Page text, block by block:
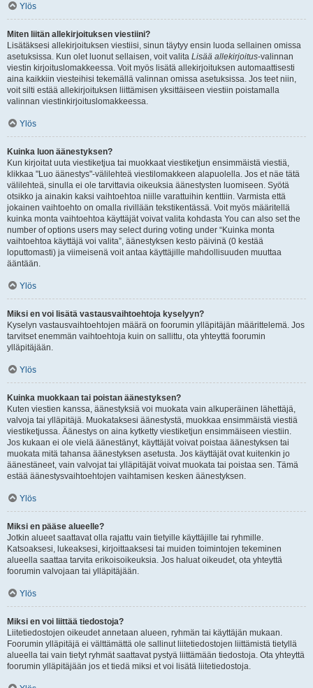
Ylös
Miten liitän allekirjoituksen viestiini?
Lisätäksesi allekirjoituksen viestiisi, sinun täytyy ensin luoda sellainen omissa
asetuksissa. Kun olet luonut sellaisen, voit valita Lisää allekirjoitus-valinnan
viestin kirjoituslomakkeessa. Voit myös lisätä allekirjoituksen automaattisesti
aina kaikkiin viesteihisi tekemällä valinnan omissa asetuksissa. Jos teet niin,
voit silti estää allekirjoituksen liittämisen yksittäiseen viestiin poistamalla
valinnan viestinkirjoituslomakkeessa.
Ylös
Kuinka luon äänestyksen?
Kun kirjoitat uuta viestiketjua tai muokkaat viestiketjun ensimmäistä viestiä,
klikkaa "Luo äänestys"-välilehteä viestilomakkeen alapuolella. Jos et näe tätä
välilehteä, sinulla ei ole tarvittavia oikeuksia äänestysten luomiseen. Syötä
otsikko ja ainakin kaksi vaihtoehtoa niille varattuihin kenttiin. Varmista että
jokainen vaihtoehto on omalla rivillään tekstikentässä. Voit myös määritellä
kuinka monta vaihtoehtoa käyttäjät voivat valita kohdasta You can also set the
number of options users may select during voting under “Kuinka monta
vaihtoehtoa käyttäjä voi valita”, äänestyksen kesto päivinä (0 kestää
loputtomasti) ja viimeisenä voit antaa käyttäjille mahdollisuuden muuttaa
ääntään.
Ylös
Miksi en voi lisätä vastausvaihtoehtoja kyselyyn?
Kyselyn vastausvaihtoehtojen määrä on foorumin ylläpitäjän määrittelemä. Jos
tarvitset enemmän vaihtoehtoja kuin on sallittu, ota yhteyttä foorumin
ylläpitäjään.
Ylös
Kuinka muokkaan tai poistan äänestyksen?
Kuten viestien kanssa, äänestyksiä voi muokata vain alkuperäinen lähettäjä,
valvoja tai ylläpitäjä. Muokataksesi äänestystä, muokkaa ensimmäistä viestiä
viestiketjussa. Äänestys on aina kytketty viestiketjun ensimmäiseen viestiin.
Jos kukaan ei ole vielä äänestänyt, käyttäjät voivat poistaa äänestyksen tai
muokata mitä tahansa äänestyksen asetusta. Jos käyttäjät ovat kuitenkin jo
äänestäneet, vain valvojat tai ylläpitäjät voivat muokata tai poistaa sen. Tämä
estää äänestysvaihtoehtojen vaihtamisen kesken äänestyksen.
Ylös
Miksi en pääse alueelle?
Jotkin alueet saattavat olla rajattu vain tietyille käyttäjille tai ryhmille.
Katsoaksesi, lukeaksesi, kirjoittaaksesi tai muiden toimintojen tekeminen
alueella saattaa tarvita erikoisoikeuksia. Jos haluat oikeudet, ota yhteyttä
foorumin valvojaan tai ylläpitäjään.
Ylös
Miksi en voi liittää tiedostoja?
Liitetiedostojen oikeudet annetaan alueen, ryhmän tai käyttäjän mukaan.
Foorumin ylläpitäjä ei välttämättä ole sallinut liitetiedostojen liittämistä tietyllä
alueella tai vain tietyt ryhmät saattavat pystyä liittämään tiedostoja. Ota yhteyttä
foorumin ylläpitäjään jos et tiedä miksi et voi lisätä liitetiedostoja.